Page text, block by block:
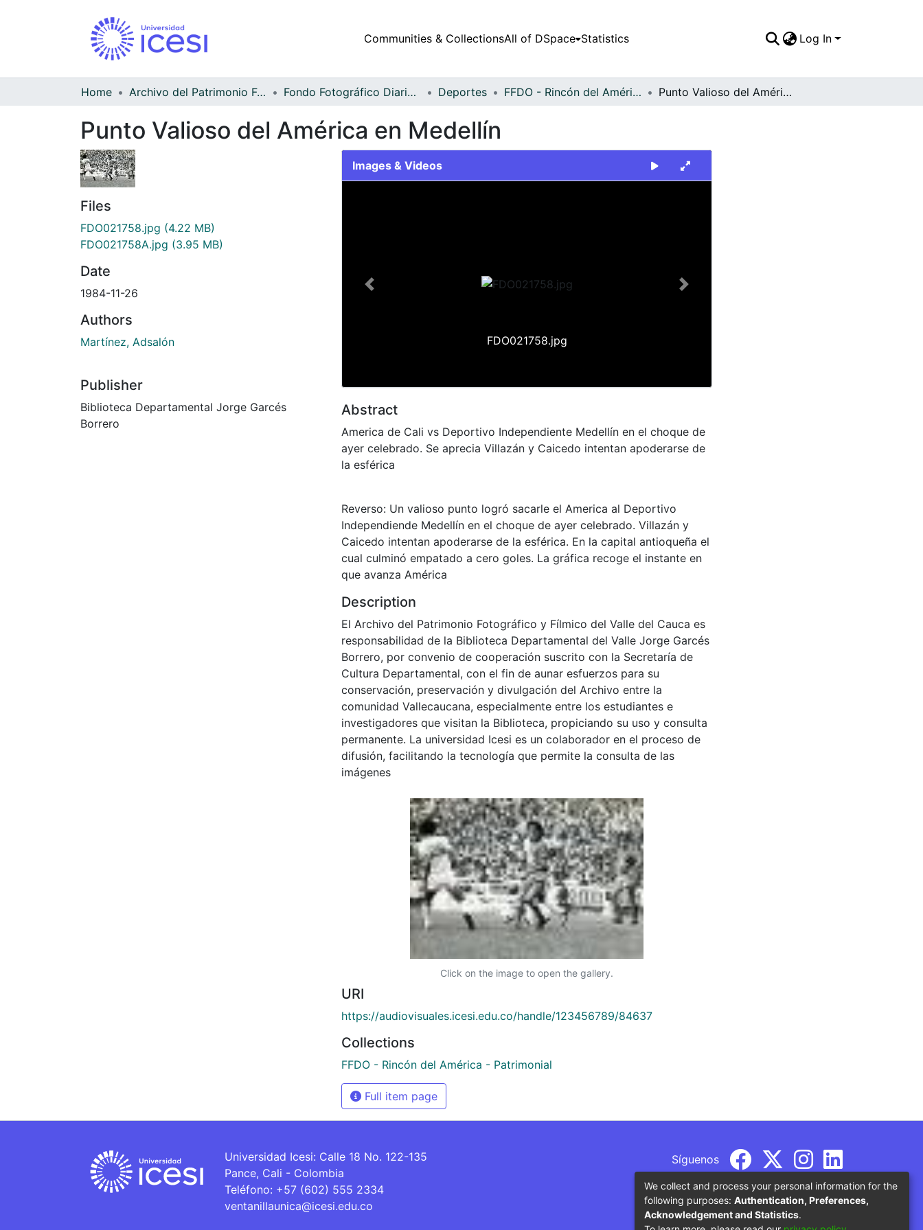
Communities & CollectionsAll of DSpace Statistics Log In
Home Archivo del Patrimonio Fotográfico y Fílmico del Valle del Cauca Fondo Fotográfico Diario Occidente Deportes FFDO - Rincón del América - Patrimonial Punto Valioso del América en Medellín
Punto Valioso del América en Medellín
Files
FDO021758.jpg (4.22 MB)
FDO021758A.jpg (3.95 MB)
Date
1984-11-26
Authors
Martínez, Adsalón
Publisher
Biblioteca Departamental Jorge Garcés
Borrero
Images & Videos
FDO021758.jpg
Previous Next
Abstract
America de Cali vs Deportivo Independiente Medellín en el choque de
ayer celebrado. Se aprecia Villazán y Caicedo intentan apoderarse de
la esférica
Reverso: Un valioso punto logró sacarle el America al Deportivo
Independiende Medellín en el choque de ayer celebrado. Villazán y
Caicedo intentan apoderarse de la esférica. En la capital antioqueña el
cual culminó empatado a cero goles. La gráfica recoge el instante en
que avanza América
Description
El Archivo del Patrimonio Fotográfico y Fílmico del Valle del Cauca es
responsabilidad de la Biblioteca Departamental del Valle Jorge Garcés
Borrero, por convenio de cooperación suscrito con la Secretaría de
Cultura Departamental, con el fin de aunar esfuerzos para su
conservación, preservación y divulgación del Archivo entre la
comunidad Vallecaucana, especialmente entre los estudiantes e
investigadores que visitan la Biblioteca, propiciando su uso y consulta
permanente. La universidad Icesi es un colaborador en el proceso de
difusión, facilitando la tecnología que permite la consulta de las
imágenes
Click on the image to open the gallery.
URI
https://audiovisuales.icesi.edu.co/handle/123456789/84637
Collections
FFDO - Rincón del América - Patrimonial
Full item page
Universidad Icesi: Calle 18 No. 122-135
Pance, Cali - Colombia
Teléfono: +57 (602) 555 2334
ventanillaunica@icesi.edu.co
Síguenos
We collect and process your personal information for the
following purposes: Authentication, Preferences,
Acknowledgement and Statistics.